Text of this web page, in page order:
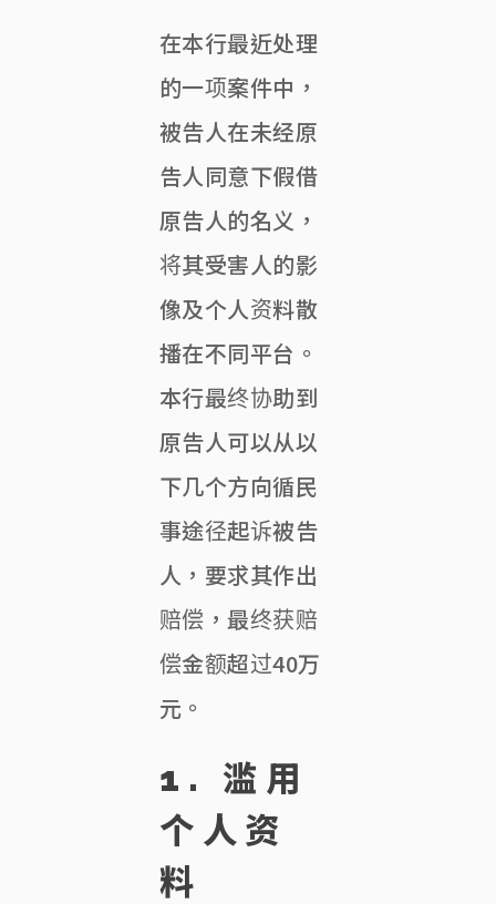
在本行最近处理
的一项案件中，
被告人在未经原
告人同意下假借
原告人的名义，
将其受害人的影
像及个人资料散
播在不同平台。
本行最终协助到
原告人可以从以
下几个方向循民
事途径起诉被告
人，要求其作出
赔偿，最终获赔
偿金额超过40万
元。
1. 滥用
个人资
料